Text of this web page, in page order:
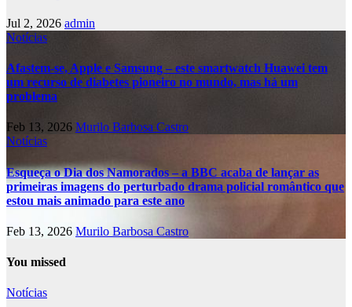
Jul 2, 2026 admin
Notícias
Afastem-se, Apple e Samsung – este smartwatch Huawei tem
um recurso de diabetes pioneiro no mundo, mas há um
problema
Feb 13, 2026 Murilo Barbosa Castro
Notícias
Esqueça o Dia dos Namorados – a BBC acaba de lançar as
primeiras imagens do perturbado drama policial romântico que
estou mais animado para este ano
Feb 13, 2026 Murilo Barbosa Castro
You missed
Notícias